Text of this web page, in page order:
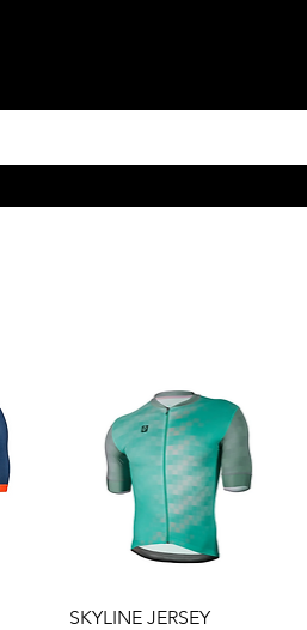
Vista rápida
SKYLINE JERSEY